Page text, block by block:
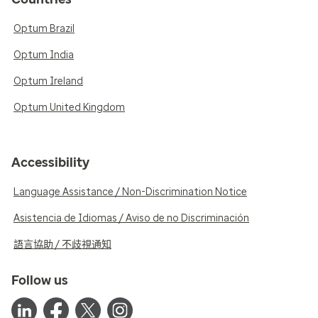
Optum Brazil
Optum India
Optum Ireland
Optum United Kingdom
Accessibility
Language Assistance / Non-Discrimination Notice
Asistencia de Idiomas / Aviso de no Discriminación
語言協助 / 不歧視通知
Follow us